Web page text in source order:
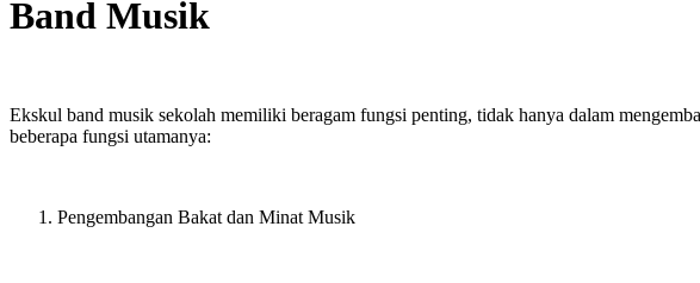
Band Musik
Ekskul band musik sekolah memiliki beragam fungsi penting, tidak hanya dalam
beberapa fungsi utamanya:
Pengembangan Bakat dan Minat Musik